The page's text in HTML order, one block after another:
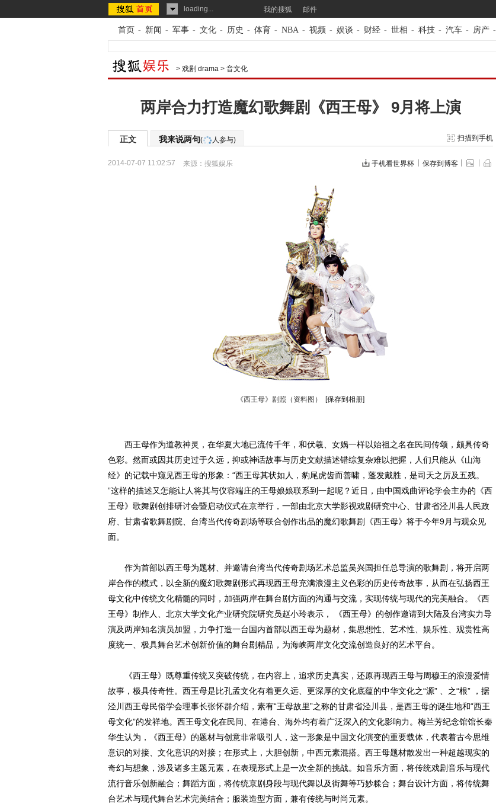
loading... 我的搜狐 邮件
首页 - 新闻 - 军事 - 文化 - 历史 - 体育 - NBA - 视频 - 娱谈 - 财经 - 世相 - 科技 - 汽车 - 房产 -
> 戏剧 drama > 音文化
两岸合力打造魔幻歌舞剧《西王母》 9月将上演
正文 我来说两句( 人参与) 扫描到手机
2014-07-07 11:02:57 来源： 搜狐娱乐 手机看世界杯 保存到博客
《西王母》剧照（资料图） [保存到相册]
西王母作为道教神灵，在华夏大地已流传千年，和伏羲、女娲一样以始祖之名在民间传颂，颇具传奇
色彩。然而或因其历史过于久远，抑或神话故事与历史文献描述错综复杂难以把握，人们只能从《山海
经》的记载中窥见西王母的形象：“西王母其状如人，豹尾虎齿而善啸，蓬发戴胜，是司天之厉及五残。
”这样的描述又怎能让人将其与仪容端庄的王母娘娘联系到一起呢？近日，由中国戏曲评论学会主办的《西
王母》歌舞剧创排研讨会暨启动仪式在京举行，一部由北京大学影视戏剧研究中心、甘肃省泾川县人民政
府、甘肃省歌舞剧院、台湾当代传奇剧场等联合创作出品的魔幻歌舞剧《西王母》将于今年9月与观众见
面。
作为首部以西王母为题材、并邀请台湾当代传奇剧场艺术总监吴兴国担任总导演的歌舞剧，将开启两
岸合作的模式，以全新的魔幻歌舞剧形式再现西王母充满浪漫主义色彩的历史传奇故事，从而在弘扬西王
母文化中传统文化精髓的同时，加强两岸在舞台剧方面的沟通与交流，实现传统与现代的完美融合。《西
王母》制作人、北京大学文化产业研究院研究员赵小玲表示， 《西王母》的创作邀请到大陆及台湾实力导
演及两岸知名演员加盟，力争打造一台国内首部以西王母为题材，集思想性、艺术性、娱乐性、观赏性高
度统一、极具舞台艺术创新价值的舞台剧精品，为海峡两岸文化交流创造良好的艺术平台。
《西王母》既尊重传统又突破传统，在内容上，追求历史真实，还原再现西王母与周穆王的浪漫爱情
故事，极具传奇性。西王母是比孔孟文化有着更久远、更深厚的文化底蕴的中华文化之“源” 、之“根” ，据
泾川西王母民俗学会理事长张怀群介绍，素有“王母故里”之称的甘肃省泾川县，是西王母的诞生地和“西王
母文化”的发祥地。西王母文化在民间、在港台、海外均有着广泛深入的文化影响力。梅兰芳纪念馆馆长秦
华生认为，《西王母》的题材与创意非常吸引人，这一形象是中国文化演变的重要载体，代表着古今思维
意识的对接、文化意识的对接；在形式上，大胆创新，中西元素混搭。西王母题材散发出一种超越现实的
奇幻与想象，涉及诸多主题元素，在表现形式上是一次全新的挑战。如音乐方面，将传统戏剧音乐与现代
流行音乐创新融合；舞蹈方面，将传统京剧身段与现代舞以及街舞等巧妙糅合；舞台设计方面，将传统舞
台艺术与现代舞台艺术完美结合；服装造型方面，兼有传统与时尚元素。